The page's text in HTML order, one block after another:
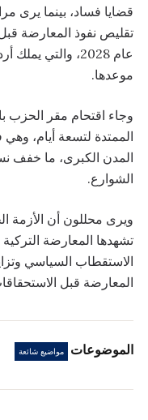
قضايا فساد، بينما يرى
تقليص نفوذ المعارضة قبل
عام 2028، والتي
موعدها.
وجاء اقتحام مقر الحزب
الممتدة لتسعة أيام، وهي
المدن الكبرى، ما خفف
الشوارع.
ويرى محللون أن الأزمة
تشهدها المعارضة
الاستقطاب السياسي
المعارضة قبل
الموضوعات مواضيع شائعة